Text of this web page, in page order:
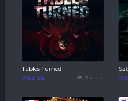
9 vues
Tables Turned
WEB-DL